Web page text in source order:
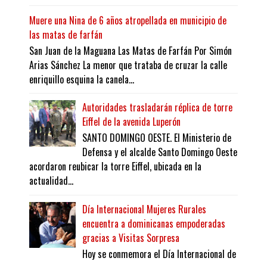
Muere una Nina de 6 años atropellada en municipio de
las matas de farfán
San Juan de la Maguana Las Matas de Farfán Por Simón
Arias Sánchez La menor que trataba de cruzar la calle
enriquillo esquina la canela...
Autoridades trasladarán réplica de torre
Eiffel de la avenida Luperón
SANTO DOMINGO OESTE. El Ministerio de
Defensa y el alcalde Santo Domingo Oeste
acordaron reubicar la torre Eiffel, ubicada en la
actualidad...
Día Internacional Mujeres Rurales
encuentra a dominicanas empoderadas
gracias a Visitas Sorpresa
Hoy se conmemora el Día Internacional de